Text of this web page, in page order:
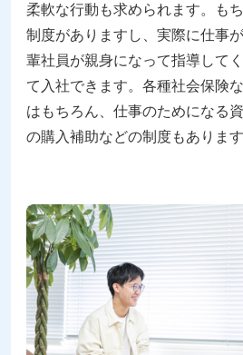
柔軟な行動も求められます。も
制度がありますし、実際に仕事
輩社員が親身になって指導して
て入社できます。各種社会保険
はもちろん、仕事のためになる
の購入補助などの制度もあります